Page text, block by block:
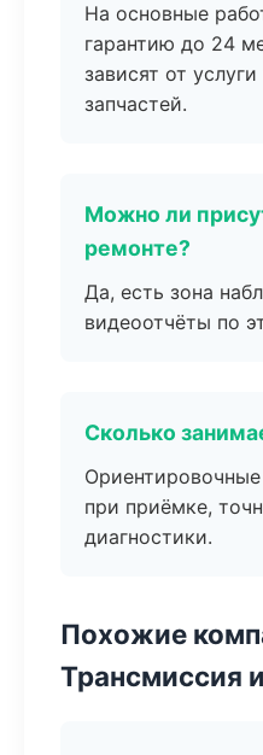
На основные
гарантию до 24
зависят от
запчастей.
Можно ли
ремонте?
Да, есть зона
видеоотчёты по
Сколько
при приёмке,
диагностики.
Похожие
Трансмиссия